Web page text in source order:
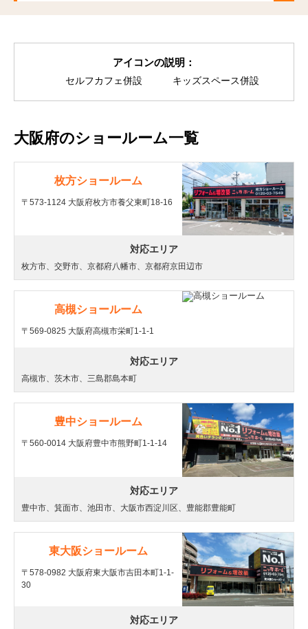
アイコンの説明：
セルフカフェ併設 キッズスペース併設
大阪府のショールーム一覧
枚方ショールーム
〒573-1124 大阪府枚方市養父東町18-16
対応エリア
枚方市、交野市、京都府八幡市、京都府京田辺市
高槻ショールーム
〒569-0825 大阪府高槻市栄町1-1-1
対応エリア
高槻市、茨木市、三島郡島本町
豊中ショールーム
〒560-0014 大阪府豊中市熊野町1-1-14
対応エリア
豊中市、箕面市、池田市、大阪市西淀川区、豊能郡豊能町
東大阪ショールーム
〒578-0982 大阪府東大阪市吉田本町1-1-
30
対応エリア